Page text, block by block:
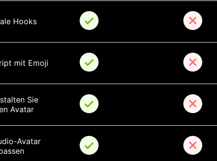
Hooks
mit Emoji
Sie
Avatar
Avatar